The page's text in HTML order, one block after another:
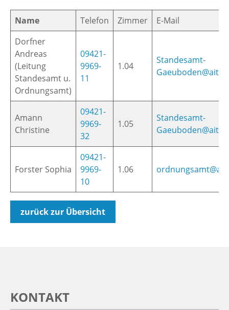
Name Telefon Zimmer
E-Mail
Dorfner
Andreas
(Leitung
Standesamt u.
Ordnungsamt)
09421-
9969-
11
1.04
Standesamt-
Amann
Christine
09421-
9969-
32
1.05
Standesamt-
Forster Sophia
09421-
9969-
10
1.06
zurück zur Übersicht
KONTAKT